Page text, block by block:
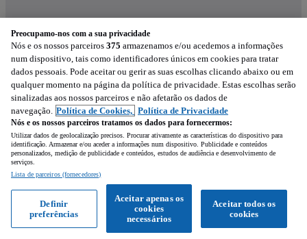
Ligar WhatsApp
Experimenta a aplicação
Preocupamo-nos com a sua privacidade
Nós e os nossos parceiros 375 armazenamos e/ou acedemos a informações
num dispositivo, tais como identificadores únicos em cookies para tratar
dados pessoais. Pode aceitar ou gerir as suas escolhas clicando abaixo ou em
qualquer momento na página da política de privacidade. Estas escolhas serão
sinalizadas aos nossos parceiros e não afetarão os dados de
navegação. Política de Cookies, Política de Privacidade
Nós e os nossos parceiros tratamos os dados para fornecermos:
Utilizar dados de geolocalização precisos. Procurar ativamente as características do dispositivo para
identificação. Armazenar e/ou aceder a informações num dispositivo. Publicidade e conteúdos
personalizados, medição de publicidade e conteúdos, estudos de audiência e desenvolvimento de
serviços.
Lista de parceiros (fornecedores)
Aceitar todos os
cookies
Aceitar apenas os
cookies
necessários
Definir
preferências